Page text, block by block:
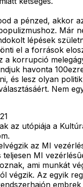
a pénzed, akkor
Már
lépések
el a források
a korrupció
havonta
és lesz olyan
Nem
21
az utópiája a
az MI
teljesen MI
ami munkát
végzik. Az egyik